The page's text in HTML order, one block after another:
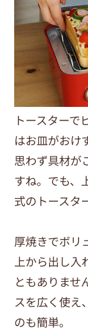
トースターで
はお皿がおけ
思わず具材が
すね。でも、
式のトースタ
厚焼きでボリ
上から出し入
ともありませ
スを広く使え
のも簡単。